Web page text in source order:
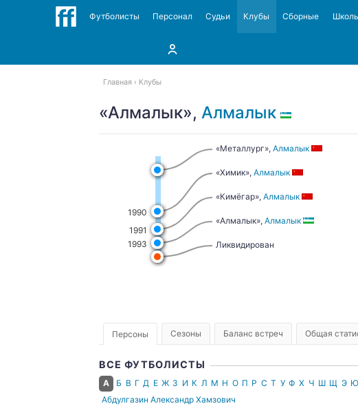
Футболисты Персонал Судьи Клубы Сборные
Главная Клубы
«Алмалык», Алмалык
1990
1991
1993
«Металлург», Алмалык
«Химик», Алмалык
«Кимёгар», Алмалык
«Алмалык», Алмалык
Ликвидирован
Персоны Сезоны Баланс встреч Общая
ВСЕ ФУТБОЛИСТЫ
А Б В Г Д Е Ж З И К Л М Н О П Р С Т У Ф Х Ч Ш Щ Э Ю
Абдулгазин Александр Хамзович